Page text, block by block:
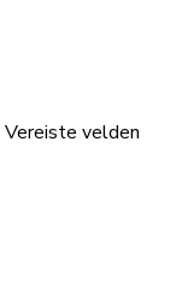
Vereiste velden